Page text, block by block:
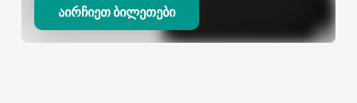
აირჩიეთ ბილეთები